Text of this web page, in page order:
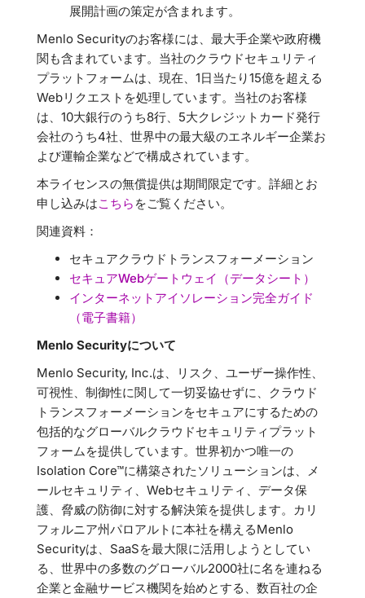
展開計画の策定が含まれます。
Menlo Securityのお客様には、最大手企業や政府機
関も含まれています。当社のクラウドセキュリティ
プラットフォームは、現在、1日当たり15億を超える
Webリクエストを処理しています。当社のお客様
は、10大銀行のうち8行、5大クレジットカード発行
会社のうち4社、世界中の最大級のエネルギー企業お
よび運輸企業などで構成されています。
本ライセンスの無償提供は期間限定です。詳細とお
申し込みはこちら をご覧ください。
関連資料：
セキュアクラウドトランスフォーメーション
セキュアWebゲートウェイ（データシート）
インターネットアイソレーション完全ガイド
（電子書籍）
Menlo Securityについて
Menlo Security, Inc.は、リスク、ユーザー操作性、
可視性、制御性に関して一切妥協せずに、クラウド
トランスフォーメーションをセキュアにするための
包括的なグローバルクラウドセキュリティプラット
フォームを提供しています。世界初かつ唯一の
Isolation Core™に構築されたソリューションは、メ
ールセキュリティ、Webセキュリティ、データ保
護、脅威の防御に対する解決策を提供します。カリ
フォルニア州パロアルトに本社を構えるMenlo
Securityは、SaaSを最大限に活用しようとしてい
る、世界中の多数のグローバル2000社に名を連ねる
企業と金融サービス機関を始めとする、数百社の企